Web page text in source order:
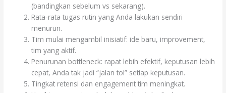
(bandingkan sebelum vs sekarang).
Rata-rata tugas rutin yang Anda lakukan sendiri
menurun.
Tim mulai mengambil inisiatif: ide baru, improvement,
tim yang aktif.
Penurunan bottleneck: rapat lebih efektif, keputusan lebih
cepat, Anda tak jadi “jalan tol” setiap keputusan.
Tingkat retensi dan engagement tim meningkat.